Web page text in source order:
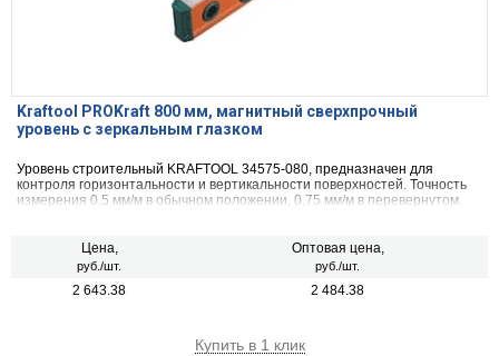
Kraftool PROKraft 800 мм, магнитный сверхпрочный
уровень с зеркальным глазком
Уровень строительный KRAFTOOL 34575-080, предназначен для
контроля горизонтальности и вертикальности поверхностей. Точность
измерения 0,5 мм/м в обычном положении, 0,75 мм/м в перевернутом.
Цена,
руб./шт.
Оптовая цена,
руб./шт.
2 643.38 2 484.38
Купить в 1 клик